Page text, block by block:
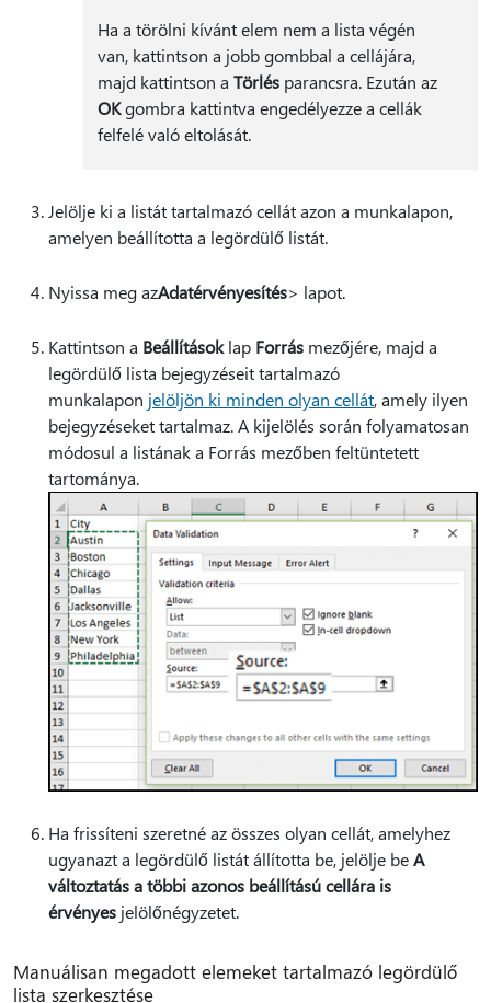
Ha a törölni kívánt elem nem a lista végén
van, kattintson a jobb gombbal a cellájára,
majd kattintson a Törlésparancsra. Ezután az
OKgombra kattintva engedélyezze a cellák
felfelé való eltolását.
Jelölje ki a listát tartalmazó cellát azon a munkalapon,
amelyen beállította a legördülő listát.
Nyissa meg azAdatérvényesítés> lapot.
Kattintson a Beállításoklap Forrás mezőjére, majd a
legördülő lista bejegyzéseit tartalmazó
munkalapon jelöljön ki minden olyan cellát, amely ilyen
bejegyzéseket tartalmaz. A kijelölés során folyamatosan
módosul a listának a Forrás mezőben feltüntetett
tartománya.
Ha frissíteni szeretné az összes olyan cellát, amelyhez
ugyanazt a legördülő listát állította be, jelölje beA
változtatás a többi azonos beállítású cellára is
érvényes jelölőnégyzetet.
Manuálisan megadott elemeket tartalmazó legördülő
lista szerkesztése